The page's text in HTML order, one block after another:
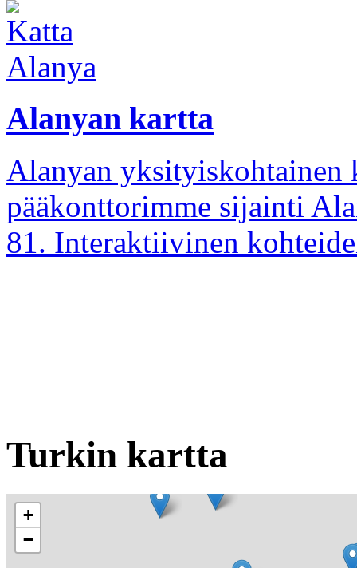
Alanyan kartta
Alanyan yksityiskohtainen
pääkonttorimme sijainti
81. Interaktiivinen
Turkin kartta
+
−